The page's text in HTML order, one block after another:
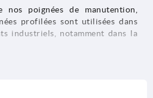
nos poignées de manutention,
profilées sont utilisées dans
industriels, notamment dans la
fermer des caches, des portes,